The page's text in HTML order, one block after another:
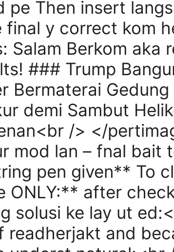
pe Then insert
final y correct kom
Salam Berkom aka
### Trump
Bermaterai
demi Sambut
/> </
mod lan – fnal bait
pen given** To
ONLY:** after
solusi ke lay ut
readherjakt and